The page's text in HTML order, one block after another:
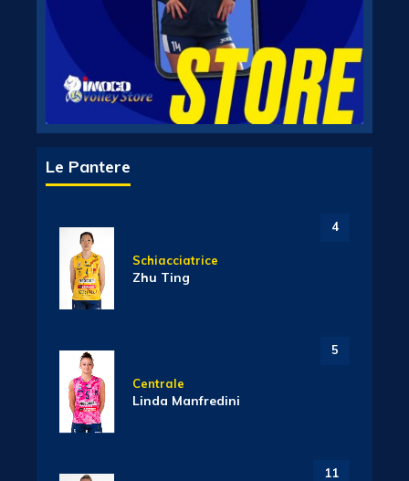
Le Pantere
4
Schiacciatrice
Zhu Ting
5
Centrale
Linda Manfredini
11